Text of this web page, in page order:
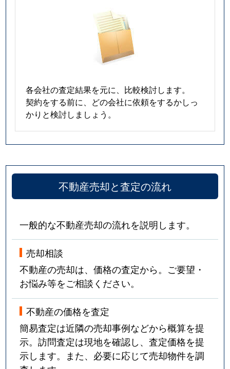
各会社の査定結果を元に、比較検討します。
契約をする前に、どの会社に依頼をするかしっ
かりと検討しましょう。
不動産売却と査定の流れ
一般的な不動産売却の流れを説明します。
売却相談
不動産の売却は、価格の査定から。ご要望・
お悩み等をご相談ください。
不動産の価格を査定
簡易査定は近隣の売却事例などから概算を提
示。訪問査定は現地を確認し、査定価格を提
示します。また、必要に応じて売却物件を調